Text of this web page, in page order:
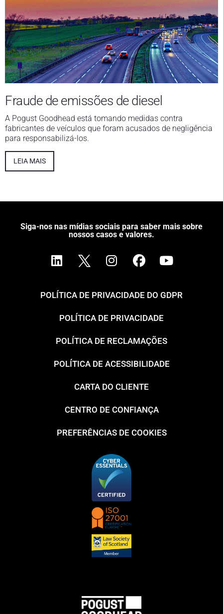
Fraude de emissões de diesel
A Pogust Goodhead está tomando medidas contra
fabricantes de veículos que foram acusados de negligência
para responsabilizá-los.
LEIA MAIS
Siga-nos nas mídias sociais para saber mais sobre
nossos casos e valores.
POLÍTICA DE PRIVACIDADE DO GDPR
POLÍTICA DE PRIVACIDADE
POLÍTICA DE RECLAMAÇÕES
POLÍTICA DE ACESSIBILIDADE
CARTA DO CLIENTE
CENTRO DE CONFIANÇA
PREFERÊNCIAS DE COOKIES